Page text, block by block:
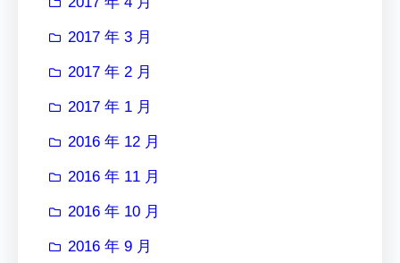
2017 年 3 月
2017 年 2 月
2017 年 1 月
2016 年 12 月
2016 年 11 月
2016 年 10 月
2016 年 9 月